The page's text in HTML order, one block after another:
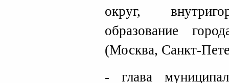
округ,
образование
(Москва, Санкт-
- глава